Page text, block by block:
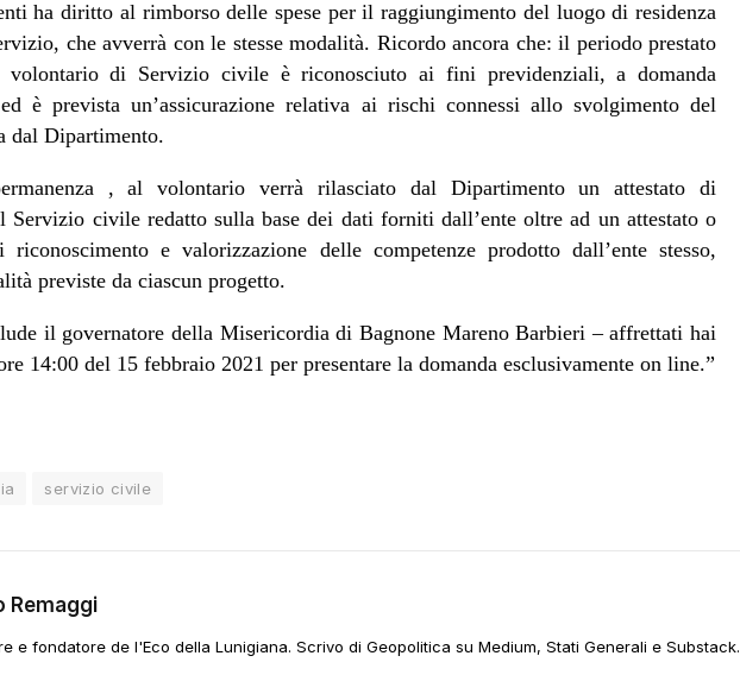
ha diritto al rimborso delle spese per il raggiungimento del luogo di residenza
che avverrà con le stesse modalità. Ricordo ancora che: il periodo prestato
volontario di Servizio civile è riconosciuto ai fini previdenziali, a domanda
ed è prevista un’assicurazione relativa ai rischi connessi allo svolgimento del
dal Dipartimento.
, al volontario verrà rilasciato dal Dipartimento un attestato di
Servizio civile redatto sulla base dei dati forniti dall’ente oltre ad un attestato o
riconoscimento e valorizzazione delle competenze prodotto dall’ente stesso,
previste da ciascun progetto.
il governatore della Misericordia di Bagnone Mareno Barbieri – affrettati hai
14:00 del 15 febbraio 2021 per presentare la domanda esclusivamente on line.”
servizio civile
Remaggi
e fondatore de l'Eco della Lunigiana. Scrivo di Geopolitica su Medium, Stati Generali e Substack.